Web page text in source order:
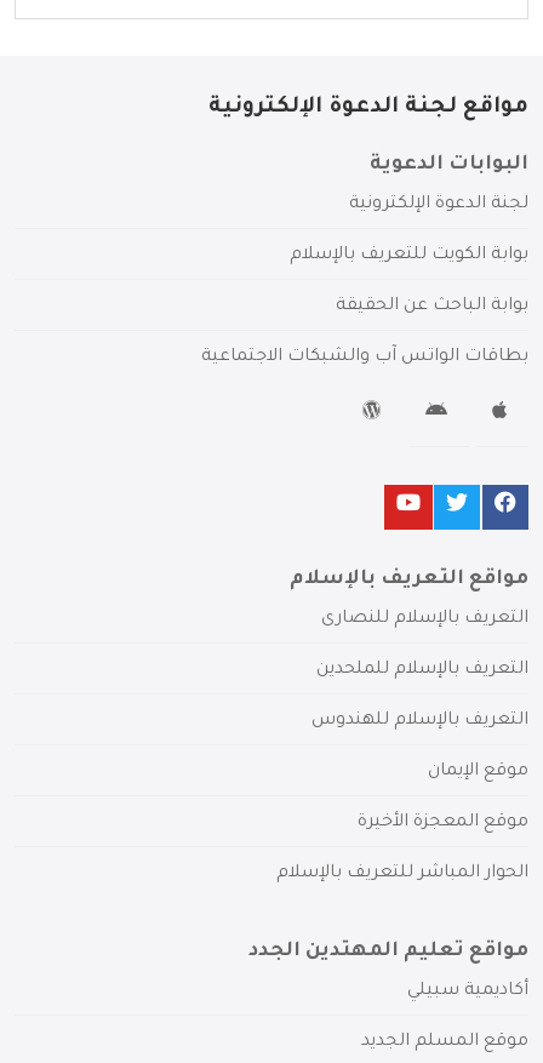
مواقع لجنة الدعوة الإلكترونية
البوابات الدعوية
لجنة الدعوة الإلكترونية
بوابة الكويت للتعريف بالإسلام
بوابة الباحث عن الحقيقة
بطاقات الواتس آب والشبكات الاجتماعية
مواقع التعريف بالإسلام
التعريف بالإسلام للنصارى
التعريف بالإسلام للملحدين
التعريف بالإسلام للهندوس
موقع الإيمان
موقع المعجزة الأخيرة
الحوار المباشر للتعريف بالإسلام
مواقع تعليم المهتدين الجدد
أكاديمية سبيلي
موقع المسلم الجديد